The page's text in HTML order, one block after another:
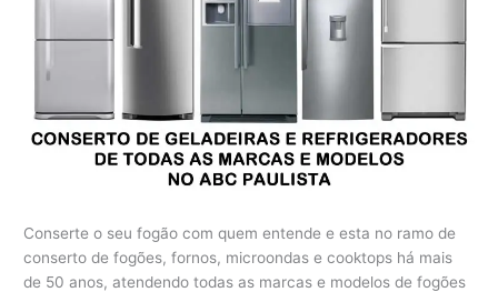
Conserte o seu fogão com quem entende e esta no ramo de
conserto de fogões, fornos, microondas e cooktops há mais
de 50 anos, atendendo todas as marcas e modelos de fogões